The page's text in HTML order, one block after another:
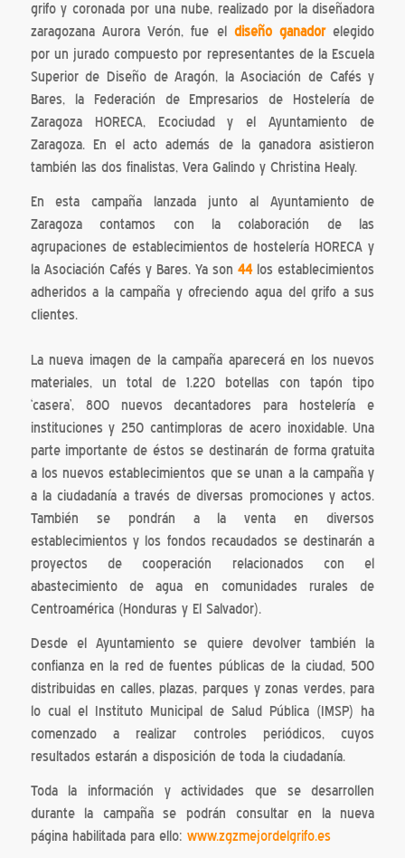
grifo y coronada por una nube, realizado por la diseñadora
zaragozana Aurora Verón, fue el diseño ganadorelegido
por un jurado compuesto por representantes de la Escuela
Superior de Diseño de Aragón, la Asociación de Cafés y
Bares, la Federación de Empresarios de Hostelería de
Zaragoza HORECA, Ecociudad y el Ayuntamiento de
Zaragoza. En el acto además de la ganadora asistieron
también las dos finalistas, Vera Galindo y Christina Healy.
En esta campaña lanzada junto al Ayuntamiento de
Zaragoza contamos con la colaboración de las
agrupaciones de establecimientos de hostelería HORECA y
la Asociación Cafés y Bares. Ya son44los establecimientos
adheridos a la campaña y ofreciendo agua del grifo a sus
clientes.
La nueva imagen de la campaña aparecerá en los nuevos
materiales, un total de 1.220 botellas con tapón tipo
‘casera’, 800 nuevos decantadores para hostelería e
instituciones y 250 cantimploras de acero inoxidable. Una
parte importante de éstos se destinarán de forma gratuita
a los nuevos establecimientos que se unan a la campaña y
a la ciudadanía a través de diversas promociones y actos.
También se pondrán a la venta en diversos
establecimientos y los fondos recaudados se destinarán a
proyectos de cooperación relacionados con el
abastecimiento de agua en comunidades rurales de
Centroamérica (Honduras y El Salvador).
Desde el Ayuntamiento se quiere devolver también la
confianza en la red de fuentes públicas de la ciudad, 500
distribuidas en calles, plazas, parques y zonas verdes, para
lo cual el Instituto Municipal de Salud Pública (IMSP) ha
comenzado a realizar controles periódicos, cuyos
resultados estarán a disposición de toda la ciudadanía.
Toda la información y actividades que se desarrollen
durante la campaña se podrán consultar en la nueva
página habilitada para ello: www.zgzmejordelgrifo.es